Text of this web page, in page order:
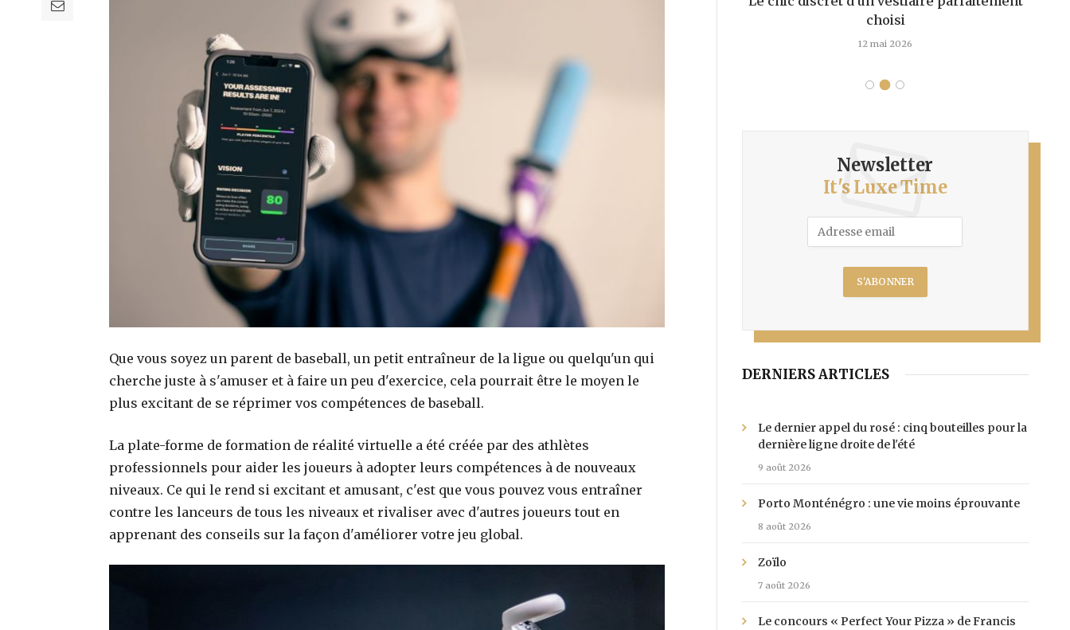
Que vous soyez un parent de baseball, un petit entraîneur de la ligue ou quelqu'un qui
cherche juste à s'amuser et à faire un peu d'exercice, cela pourrait être le moyen le
plus excitant de se réprimer vos compétences de baseball.
La plate-forme de formation de réalité virtuelle a été créée par des athlètes
professionnels pour aider les joueurs à adopter leurs compétences à de nouveaux
niveaux. Ce qui le rend si excitant et amusant, c'est que vous pouvez vous entraîner
contre les lanceurs de tous les niveaux et rivaliser avec d'autres joueurs tout en
apprenant des conseils sur la façon d'améliorer votre jeu global.
différent des sérums anti-âge traditionnels
18 avril 2026
choisi
12 mai 2026
Newsletter
It's Luxe Time
DERNIERS ARTICLES
Le dernier appel du rosé : cinq bouteilles pour la
dernière ligne droite de l'été
9 août 2026
Porto Monténégro : une vie moins éprouvante
8 août 2026
Zoïlo
7 août 2026
Le concours « Perfect Your Pizza » de Francis